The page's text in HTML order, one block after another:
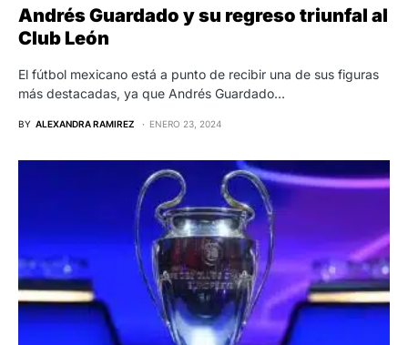
Andrés Guardado y su regreso triunfal al
Club León
El fútbol mexicano está a punto de recibir una de sus figuras
más destacadas, ya que Andrés Guardado…
BY ALEXANDRA RAMIREZ ENERO 23, 2024